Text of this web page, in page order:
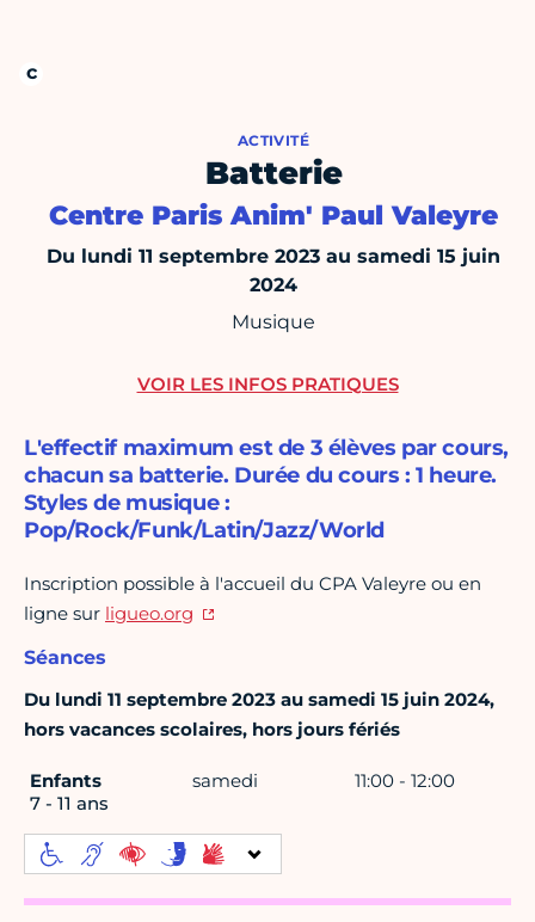
ACTIVITÉ
Batterie
Centre Paris Anim' Paul Valeyre
Du lundi 11 septembre 2023 au samedi 15 juin
2024
Musique
L'effectif maximum est de 3 élèves par cours,
chacun sa batterie. Durée du cours : 1 heure.
Styles de musique :
Pop/Rock/Funk/Latin/Jazz/World
Inscription possible à l'accueil du CPA Valeyre ou en
ligne sur ligueo.org
Séances
Du lundi 11 septembre 2023 au samedi 15 juin 2024,
hors vacances scolaires, hors jours fériés
Enfants
7 - 11 ans
samedi 11:00 - 12:00
VOIR LES INFOS PRATIQUES